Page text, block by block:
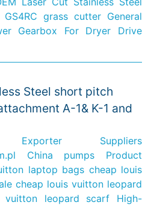
GS4RC grass cutter General
Gearbox For Dryer Drive
Steel short pitch
A-1& K-1 and
Suppliers
China pumps Product
laptop bags cheap louis
cheap louis vuitton leopard
vuitton leopard scarf
High-